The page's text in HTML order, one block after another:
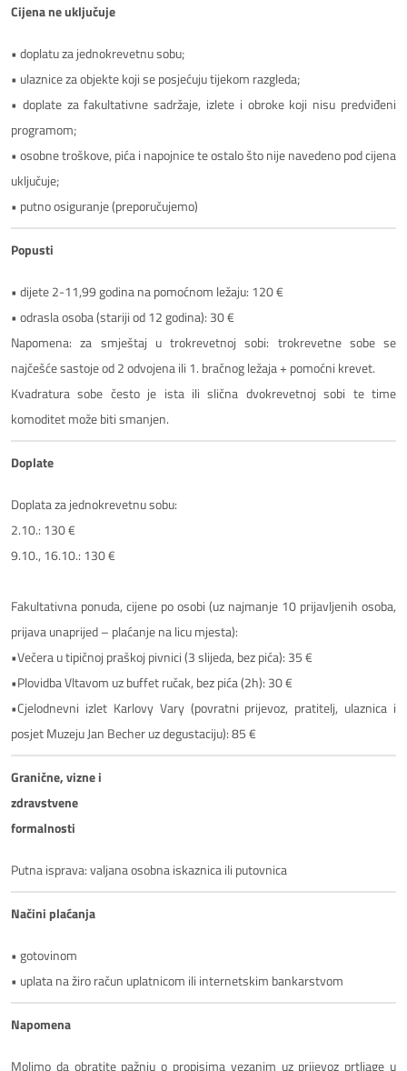
Cijena ne uključuje
• doplatu za jednokrevetnu sobu;
• ulaznice za objekte koji se posjećuju tijekom razgleda;
• doplate za fakultativne sadržaje, izlete i obroke koji nisu predviđeni
programom;
• osobne troškove, pića i napojnice te ostalo što nije navedeno pod cijena
uključuje;
• putno osiguranje (preporučujemo)
Popusti
• dijete 2-11,99 godina na pomoćnom ležaju: 120 €
• odrasla osoba (stariji od 12 godina): 30 €
Napomena: za smještaj u trokrevetnoj sobi: trokrevetne sobe se
najčešće sastoje od 2 odvojena ili 1. bračnog ležaja + pomoćni krevet.
Kvadratura sobe često je ista ili slična dvokrevetnoj sobi te time
komoditet može biti smanjen.
Doplate
Doplata za jednokrevetnu sobu:
2.10.: 130 €
9.10., 16.10.: 130 €
Fakultativna ponuda, cijene po osobi (uz najmanje 10 prijavljenih osoba,
prijava unaprijed – plaćanje na licu mjesta):
•Večera u tipičnoj praškoj pivnici (3 slijeda, bez pića): 35 €
•Plovidba Vltavom uz buffet ručak, bez pića (2h): 30 €
•Cjelodnevni izlet Karlovy Vary (povratni prijevoz, pratitelj, ulaznica i
posjet Muzeju Jan Becher uz degustaciju): 85 €
Granične, vizne i
zdravstvene
formalnosti
Putna isprava: valjana osobna iskaznica ili putovnica
Načini plaćanja
• gotovinom
• uplata na žiro račun uplatnicom ili internetskim bankarstvom
Napomena
Molimo da obratite pažnju o propisima vezanim uz prijevoz prtljage u